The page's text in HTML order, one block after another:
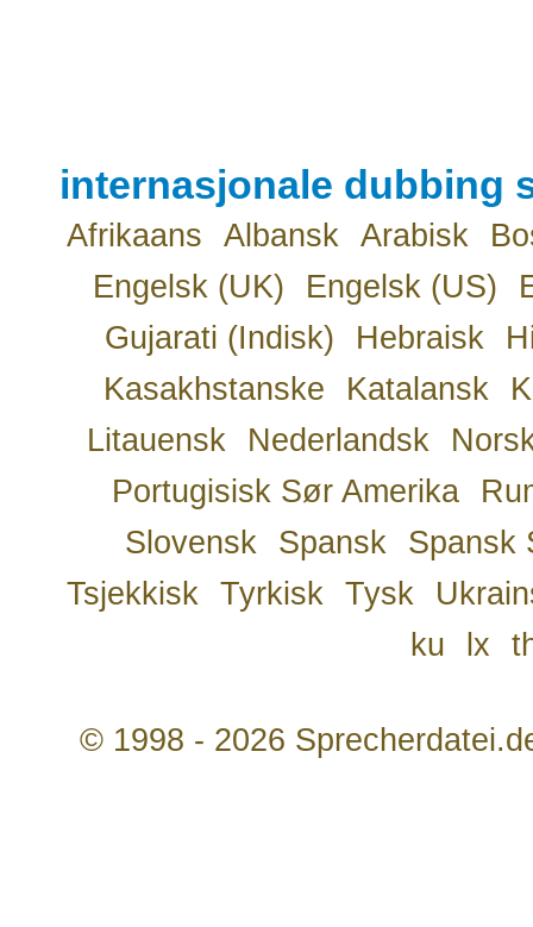
internasjonale dubbing
Afrikaans Albansk Arabisk
Engelsk (UK)
Engelsk (US)
Gujarati (Indisk)
Hebraisk
Kasakhstanske
Katalansk
Litauensk
Nederlandsk
Portugisisk Sør Amerika
Slovensk
Spansk
Spansk
Tsjekkisk
Tyrkisk Tysk
ku
lx
© 1998 - 2026